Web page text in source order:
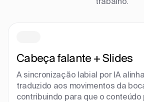
Cabeça falante + Slides
A sincronização labial por IA
traduzido aos movimentos da
contribuindo para que o